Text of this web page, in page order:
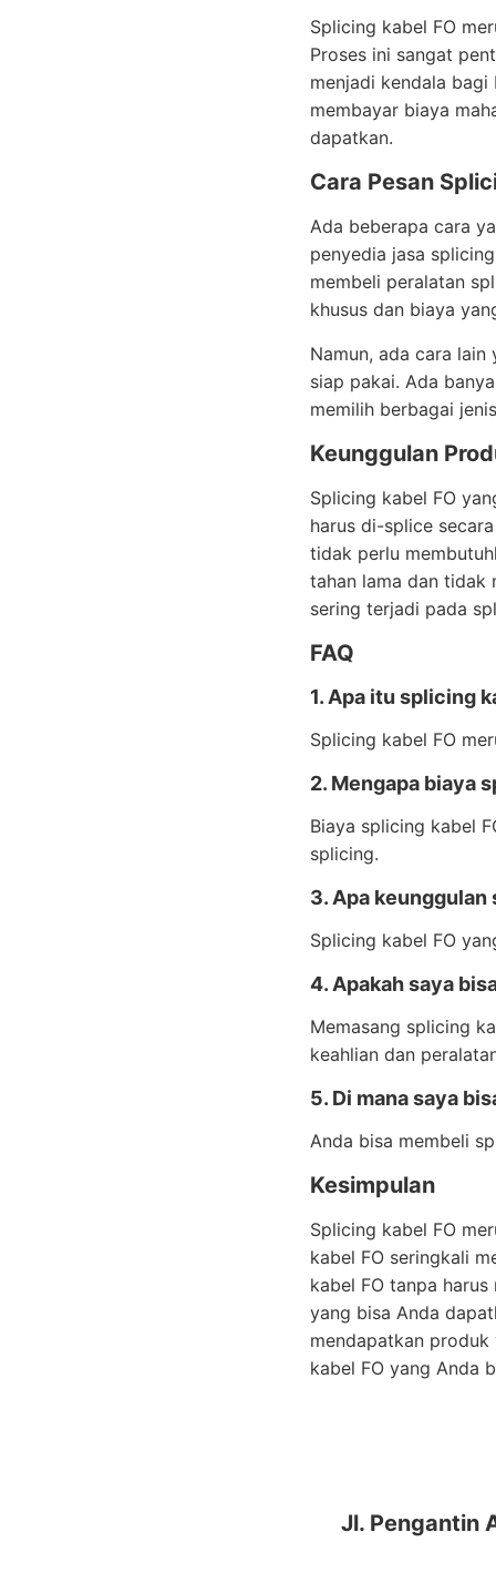
Splicing kabel FO
Proses ini sangat
menjadi kendala
membayar biaya
dapatkan.
Cara Pesan
Ada beberapa cara
penyedia jasa
membeli peralatan
khusus dan biaya
Namun, ada cara
siap pakai. Ada
memilih berbagai
Keunggulan
Splicing kabel FO
harus di-splice
tidak perlu
tahan lama dan tidak
sering terjadi pada
FAQ
1. Apa itu splicing
Splicing kabel FO
2. Mengapa biaya
Biaya splicing kabel
splicing.
3. Apa keunggulan
Splicing kabel FO
4. Apakah saya
Memasang splicing
keahlian dan
5. Di mana saya
Anda bisa membeli
Kesimpulan
Splicing kabel FO
kabel FO seringkali
kabel FO tanpa
yang bisa Anda
mendapatkan
kabel FO yang Anda
Jl. Pengantin